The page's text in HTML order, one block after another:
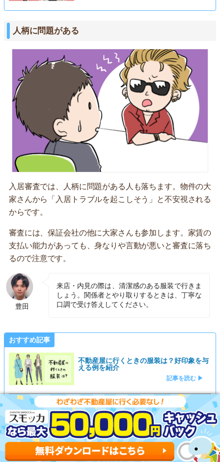
人柄に問題がある
入居審査では、人柄に問題がある人も落ちます。物件の大
家さんから「入居トラブルを起こしそう」と不安視される
からです。
審査には、保証会社の他に大家さんも参加します。家賃の
支払い能力があっても、身なりや言動が悪いと審査に落ち
るので注意です。
豊田
来店・内見の際は、清潔感のある服装で行きま
しょう。関係者とやり取りするときは、丁寧な
口調で受け答えしてください。
おすすめ記事
不動産屋に行くときの服装は？好印象を与
える例を紹介
記事を読む ▶
賃貸の入居審査に落ちる理由7選！通過す
るコツも大公開
記事を読む ▶